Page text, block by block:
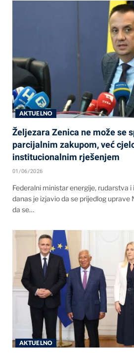
AKTUELNO
Željezara Zenica ne može se
parcijalnim zakupom, već
institucionalnim rješenjem
01/06/2026
Federalni ministar energije, rudarstva
danas je izjavio da se prijedlog uprave
da se…
AKTUELNO